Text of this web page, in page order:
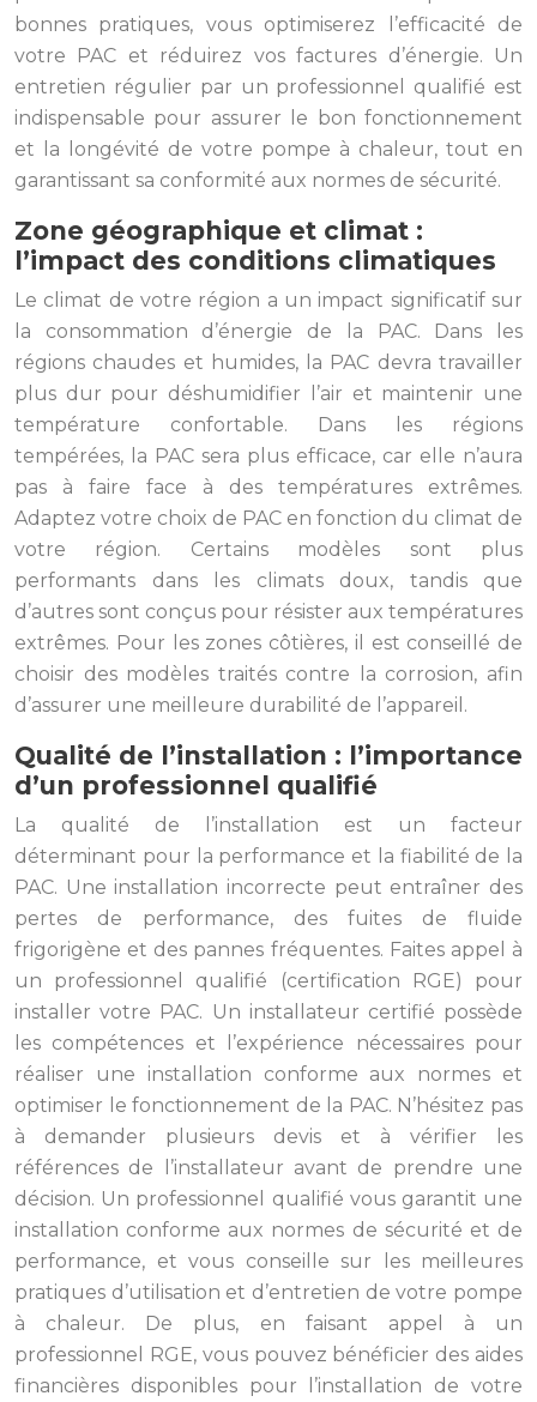
bonnes pratiques, vous optimiserez l’efficacité de
votre PAC et réduirez vos factures d’énergie. Un
entretien régulier par un professionnel qualifié est
indispensable pour assurer le bon fonctionnement
et la longévité de votre pompe à chaleur, tout en
garantissant sa conformité aux normes de sécurité.
Zone géographique et climat :
l’impact des conditions climatiques
Le climat de votre région a un impact significatif sur
la consommation d’énergie de la PAC. Dans les
régions chaudes et humides, la PAC devra travailler
plus dur pour déshumidifier l’air et maintenir une
température confortable. Dans les régions
tempérées, la PAC sera plus efficace, car elle n’aura
pas à faire face à des températures extrêmes.
Adaptez votre choix de PAC en fonction du climat de
votre région. Certains modèles sont plus
performants dans les climats doux, tandis que
d’autres sont conçus pour résister aux températures
extrêmes. Pour les zones côtières, il est conseillé de
choisir des modèles traités contre la corrosion, afin
d’assurer une meilleure durabilité de l’appareil.
Qualité de l’installation : l’importance
d’un professionnel qualifié
La qualité de l’installation est un facteur
déterminant pour la performance et la fiabilité de la
PAC. Une installation incorrecte peut entraîner des
pertes de performance, des fuites de fluide
frigorigène et des pannes fréquentes. Faites appel à
un professionnel qualifié (certification RGE) pour
installer votre PAC. Un installateur certifié possède
les compétences et l’expérience nécessaires pour
réaliser une installation conforme aux normes et
optimiser le fonctionnement de la PAC. N’hésitez pas
à demander plusieurs devis et à vérifier les
références de l’installateur avant de prendre une
décision. Un professionnel qualifié vous garantit une
installation conforme aux normes de sécurité et de
performance, et vous conseille sur les meilleures
pratiques d’utilisation et d’entretien de votre pompe
à chaleur. De plus, en faisant appel à un
professionnel RGE, vous pouvez bénéficier des aides
financières disponibles pour l’installation de votre